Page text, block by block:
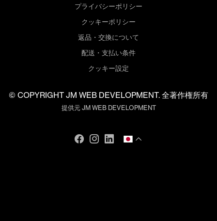
プライバシーポリシー
クッキーポリシー
返品・交換について
配送・支払い条件
クッキー設定
© COPYRIGHT JM WEB DEVELOPMENT. 全著作権所有
提供元JM WEB DEVELOPMENT